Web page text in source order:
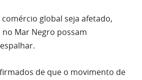
global seja afetado,
Mar Negro possam
de que o movimento de